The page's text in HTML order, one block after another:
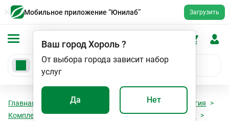
Мобильное приложение “Юнилаб” Загрузить
Ваш городХороль?
От выбора города зависит набор
услуг
Да Нет
Главная Анализы
Иммуноаллергология
Комплексные панели, специфические IgE (Иммуноблот)